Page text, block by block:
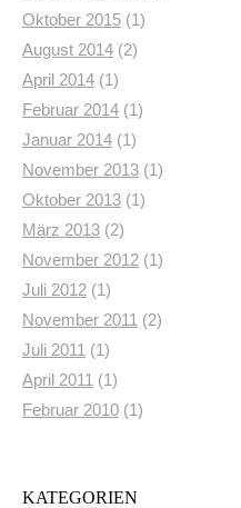
Oktober 2015 (1)
August 2014 (2)
April 2014 (1)
Februar 2014 (1)
Januar 2014 (1)
November 2013 (1)
Oktober 2013 (1)
März 2013 (2)
November 2012 (1)
Juli 2012 (1)
November 2011 (2)
Juli 2011 (1)
April 2011 (1)
Februar 2010 (1)
KATEGORIEN